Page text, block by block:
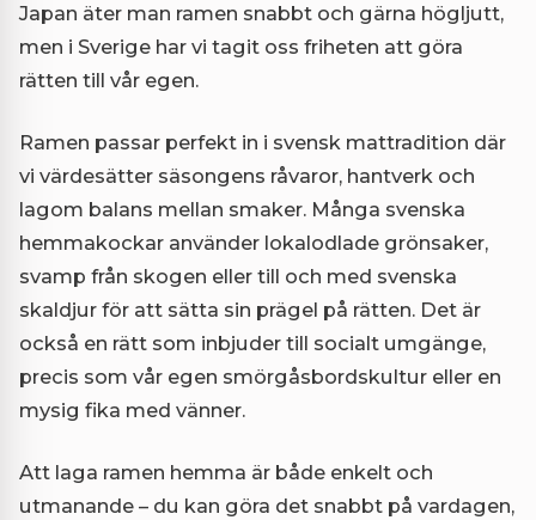
Japan äter man ramen snabbt och gärna högljutt,
men i Sverige har vi tagit oss friheten att göra
rätten till vår egen.
Ramen passar perfekt in i svensk mattradition där
vi värdesätter säsongens råvaror, hantverk och
lagom balans mellan smaker. Många svenska
hemmakockar använder lokalodlade grönsaker,
svamp från skogen eller till och med svenska
skaldjur för att sätta sin prägel på rätten. Det är
också en rätt som inbjuder till socialt umgänge,
precis som vår egen smörgåsbordskultur eller en
mysig fika med vänner.
Att laga ramen hemma är både enkelt och
utmanande – du kan göra det snabbt på vardagen,